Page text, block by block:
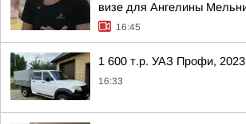
визе для Ангелины
16:45
1 600 т.р. УАЗ Профи, 2023
16:33